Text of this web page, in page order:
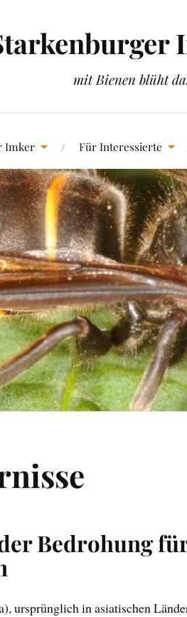
mit Bienen blüht
Imker Für Interessierte
Bedrohung
ursprünglich in asiatischen